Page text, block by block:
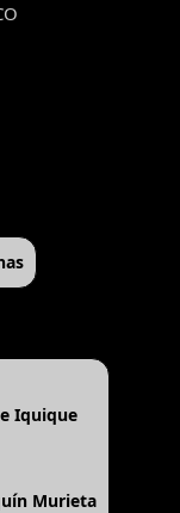
Iquique
Murieta